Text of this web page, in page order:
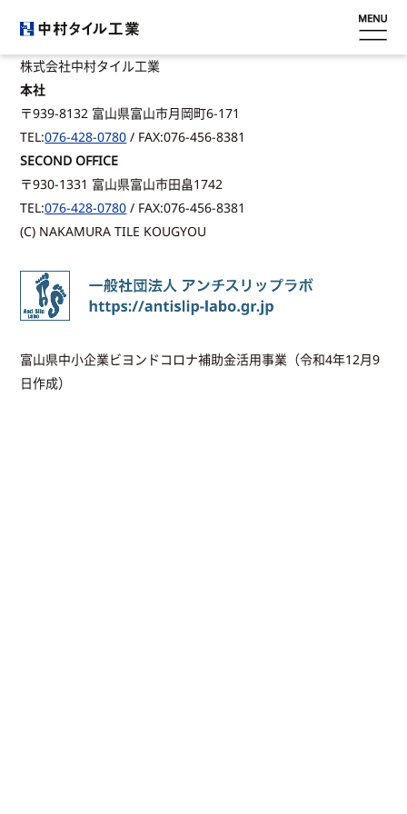
ホーム
工事内容
施工事例
採用情報
お問い合わせ
株式会社中村タイル工業
本社
〒939-8132 富山県富山市月岡町6-171
TEL:076-428-0780 / FAX:076-456-8381
SECOND OFFICE
〒930-1331 富山県富山市田畠1742
TEL:076-428-0780 / FAX:076-456-8381
(C) NAKAMURA TILE KOUGYOU
富山県中小企業ビヨンドコロナ補助金活用事業（令和4年12月9
日作成）